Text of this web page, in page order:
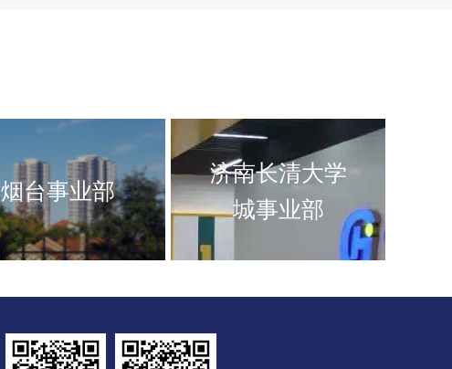
烟台事业部
济南长清大学
城事业部